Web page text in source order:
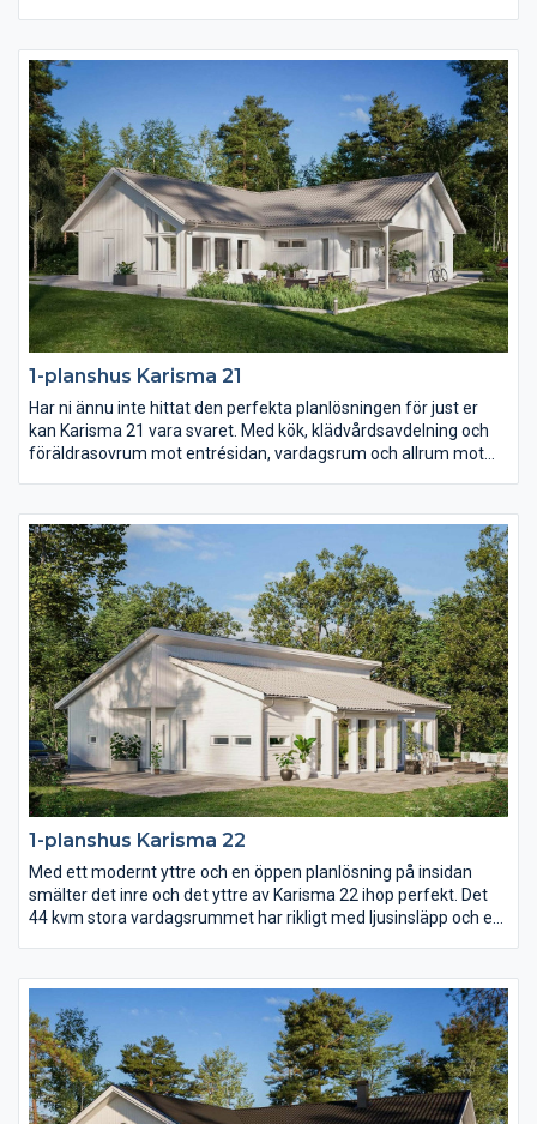
fån carport eller garage.
1-planshus Karisma 21
Har ni ännu inte hittat den perfekta planlösningen för just er
kan Karisma 21 vara svaret. Med kök, klädvårdsavdelning och
föräldrasovrum mot entrésidan, vardagsrum och allrum mot
ungdomssovrummen har dessutom ett eget gemensamt
badrum samt allrum.
1-planshus Karisma 22
Med ett modernt yttre och en öppen planlösning på insidan
smälter det inre och det yttre av Karisma 22 ihop perfekt. Det
44 kvm stora vardagsrummet har rikligt med ljusinsläpp och ett
långsidan är Karisma 22 ritat för er med vacker utsikt över skog
och mark, vattendrag eller varför inte en fantastiskt mysig
trädgård?